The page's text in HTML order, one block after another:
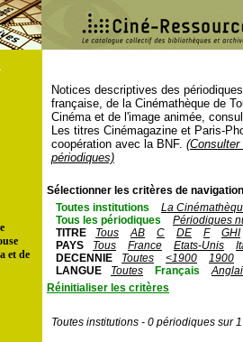
et de
Notices descriptives des
française, de la Cinémathèque de
Cinéma et de l'image animée,
Les titres Cinémagazine et Paris-
coopération avec la BNF.
périodiques)
Sélectionner les critères de
Toutes institutions
La
Tous les périodiques
Périodiques
TITRE
Tous AB C DE F
GHI
PAYS
Tous France Etats-Unis
DECENNIE
Toutes <1900
1900
LANGUE
Toutes Français
Réinitialiser les critères
Toutes institutions - 0 périodiques sur